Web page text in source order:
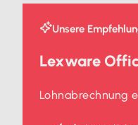
Unsere
Lexware
Lohnabrechnung